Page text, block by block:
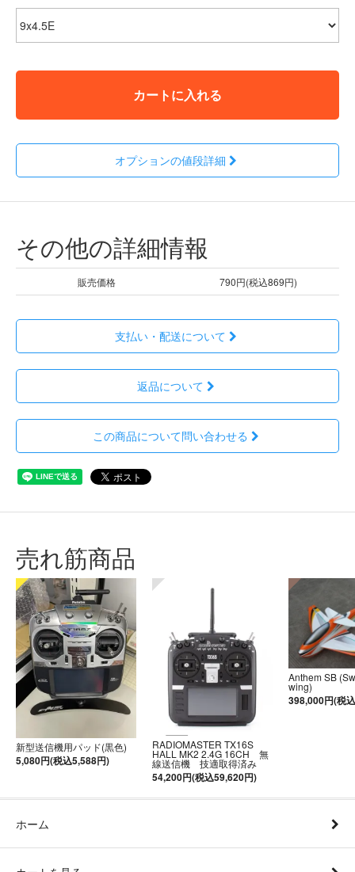
カートに入れる
オプションの値段詳細
その他の詳細情報
販売価格 790円(税込869円)
支払い・配送について
返品について
この商品について問い合わせる
売れ筋商品
新型送信機用パッド(黒色)
5,080円(税込5,588円)
RADIOMASTER TX16S
HALL MK2 2.4G 16CH 無
線送信機 技適取得済み
54,200円(税込59,620円)
Anthem SB
wing)
398,000円(税
ホーム